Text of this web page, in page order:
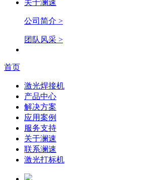
关于澜速
公司简介 >
团队风采 >
首页
激光焊接机
产品中心
解决方案
应用案例
服务支持
关于澜速
联系澜速
激光打标机